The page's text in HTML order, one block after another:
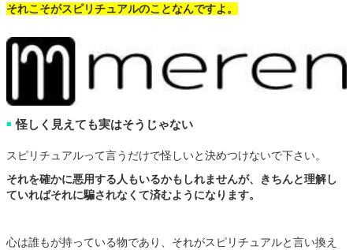
それこそがスピリチュアルのことなんですよ。
■ 怪しく見えても実はそうじゃない
スピリチュアルって言うだけで怪しいと決めつけないで下さい。
それを確かに悪用する人もいるかもしれませんが、きちんと理解し
ていればそれに騙されなくて済むようになります。
心は誰もが持っている物であり、それがスピリチュアルと言い換え